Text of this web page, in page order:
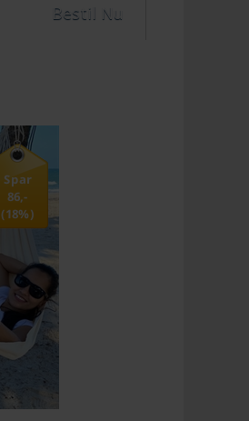
Bestil Nu
Spar
86,-
(18%)